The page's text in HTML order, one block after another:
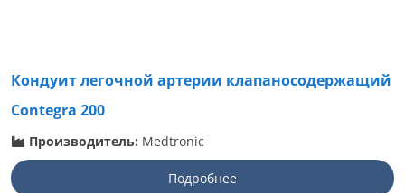
Кондуит легочной артерии клапаносодержащий
Contegra 200
Производитель: Medtronic
Подробнее